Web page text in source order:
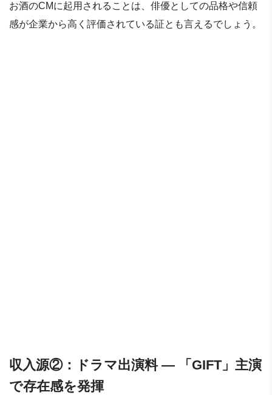
お酒のCMに起用されることは、俳優としての品格や信頼
感が企業から高く評価されている証とも言えるでしょう。
収入源②：ドラマ出演料 ― 「GIFT」主演
で存在感を発揮